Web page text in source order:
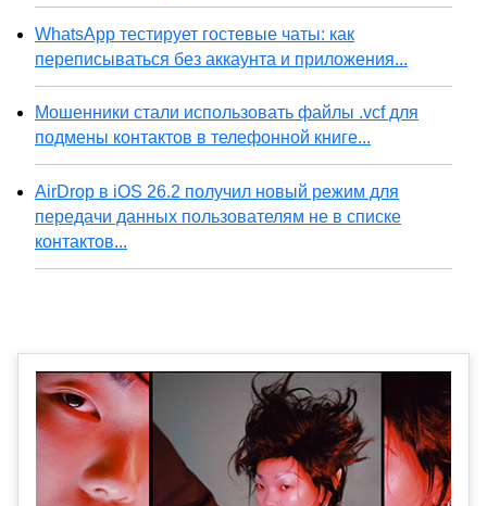
WhatsApp тестирует гостевые чаты: как
переписываться без аккаунта и приложения...
Мошенники стали использовать файлы .vcf для
подмены контактов в телефонной книге...
AirDrop в iOS 26.2 получил новый режим для
передачи данных пользователям не в списке
контактов...